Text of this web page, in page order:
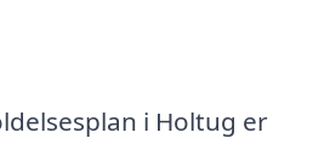
i Holtug er